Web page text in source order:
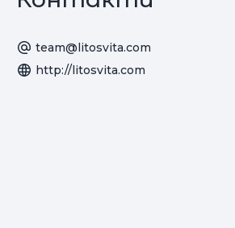
team@litosvita.com
http://litosvita.com